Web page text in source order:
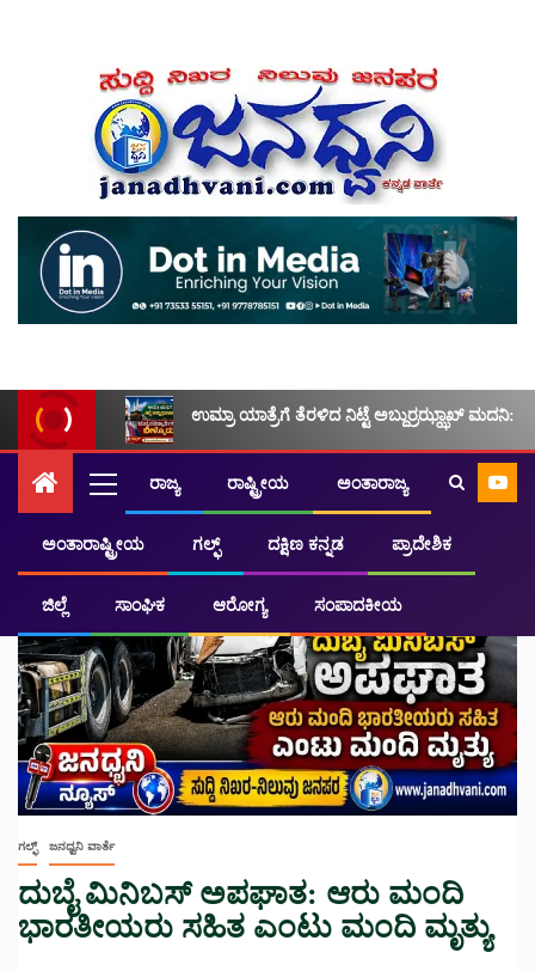
ಉಮ್ರಾ ಯಾತ್ರೆಗೆ ತೆರಳಿದ ನಿಟ್ಟೆ ಅಬ್ದುರ್ರಝ್ಝಾಖ್ ಮದನಿ:
ರಾಜ್ಯ ರಾಷ್ಟ್ರೀಯ ಅಂತಾರಾಜ್ಯ
ಅಂತಾರಾಷ್ಟ್ರೀಯ ಗಲ್ಫ್ ದಕ್ಷಿಣ ಕನ್ನಡ ಪ್ರಾದೇಶಿಕ
ಜಿಲ್ಲೆ ಸಾಂಘಿಕ ಆರೋಗ್ಯ ಸಂಪಾದಕೀಯ
ಗಲ್ಫ್ ಜನಧ್ವನಿ ವಾರ್ತೆ
ದುಬೈ ಮಿನಿಬಸ್ ಅಪಘಾತ: ಆರು ಮಂದಿ
ಭಾರತೀಯರು ಸಹಿತ ಎಂಟು ಮಂದಿ ಮೃತ್ಯು